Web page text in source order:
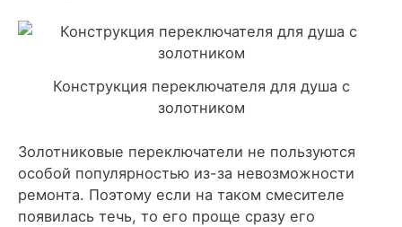
Конструкция переключателя для душа с
золотником
Золотниковые переключатели не пользуются
особой популярностью из-за невозможности
ремонта. Поэтому если на таком смесителе
появилась течь, то его проще сразу его